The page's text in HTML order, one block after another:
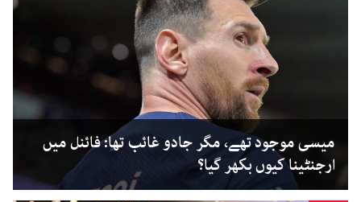
میسی موجود تھے، مگر جادو غائب تھا: فائنل میں
ارجنٹینا کیوں بکھر گیا؟